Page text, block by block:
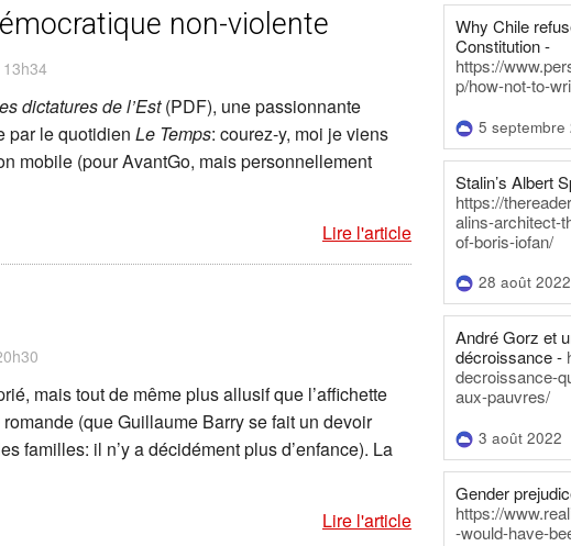
non-violente
dictatures de l’Est(PDF), une passionnante
par le quotidien Le Temps: courez-y, moi je viens
mobile (pour AvantGo, mais personnellement
Lire l'article
mais tout de même plus allusif que l’affichette
(que Guillaume Barry se fait un devoir
familles: il n’y a décidément plus d’enfance). La
Lire l'article
Why Chile
Constitution -
https://
p/how-not-to-
5 septembre
Stalin’s Albert
https://
alins-architect-
of-boris-iofan/
28 août 2022
André Gorz et
décroissance -
decroissance-
aux-pauvres/
3 août 2022
Gender
https://
-would-have-